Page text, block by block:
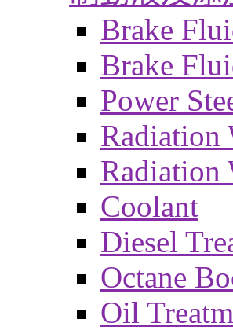
Brake
Brake
Power
Radiation
Radiation
Coolant
Diesel
Octane
Oil